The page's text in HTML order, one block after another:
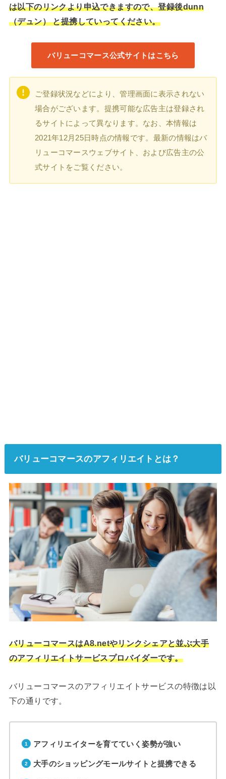
は以下のリンクより申込できますので、登録後dunn
（デュン） と提携していってください。
バリューコマース公式サイトはこちら
ご登録状況などにより、管理画面に表示されない
場合がございます。提携可能な広告主は登録され
るサイトによって異なります。なお、本情報は
2021年12月25日時点の情報です。最新の情報はバ
リューコマースウェブサイト、および広告主の公
式サイトをご覧ください。
バリューコマースのアフィリエイトとは？
バリューコマースはA8.netやリンクシェアと並ぶ大手
のアフィリエイトサービスプロバイダーです。
バリューコマースのアフィリエイトサービスの特徴は以
下の通りです。
アフィリエイターを育てていく姿勢が強い
大手のショッピングモールサイトと提携できる